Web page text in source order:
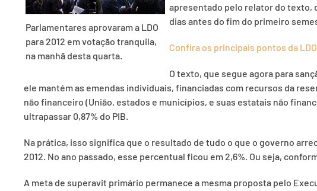
Parlamentares aprovaram a LDO
para 2012 em votação tranquila,
na manhã desta quarta.
apresentado pelo relator do texto,
dias antes do fim do primeiro
Confira os principais pontos da LDO
O texto, que segue agora para
ele mantém as emendas individuais, financiadas com recursos da
não financeiro (União, estados e municípios, e suas estatais não
ultrapassar 0,87% do PIB.
Na prática, isso significa que o resultado de tudo o que o governo
2012. No ano passado, esse percentual ficou em 2,6%. Ou seja,
A meta de superavit primário permanece a mesma proposta pelo